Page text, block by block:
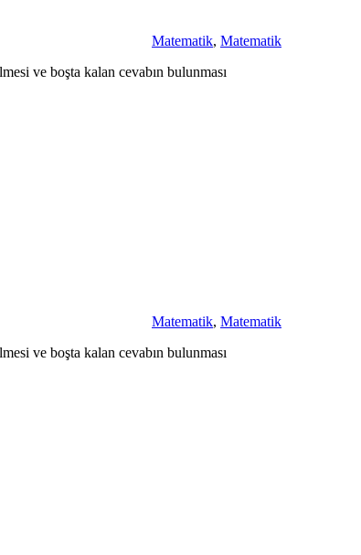
Matematik, Matematik
ve boşta kalan cevabın bulunması
Matematik, Matematik
ve boşta kalan cevabın bulunması